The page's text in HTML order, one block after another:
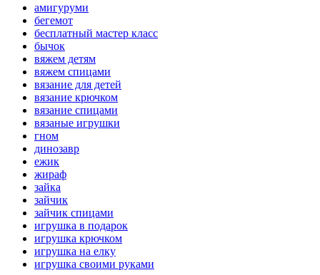
амигуруми
бегемот
бесплатный мастер класс
бычок
вяжем детям
вяжем спицами
вязание для детей
вязание крючком
вязание спицами
вязаные игрушки
гном
динозавр
ежик
жираф
зайка
зайчик
зайчик спицами
игрушка в подарок
игрушка крючком
игрушка на елку
игрушка своими руками